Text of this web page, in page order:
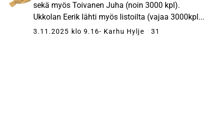
sekä myös Toivanen Juha (noin 3000 kpl).
Ukkolan Eerik lähti myös listoilta (vajaa 3000kpl...
3.11.2025 klo 9.16- Karhu Hylje 31